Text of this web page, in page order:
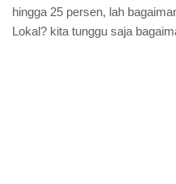
hingga 25 persen, lah
Lokal? kita tunggu saja